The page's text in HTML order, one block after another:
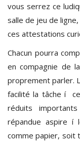
vous serrez ce
salle de jeu de
ces attestations
Chacun pourra
en compagnie de
proprement parler.
facilité la tâche í
réduits
répandue aspire í
comme papier, soit